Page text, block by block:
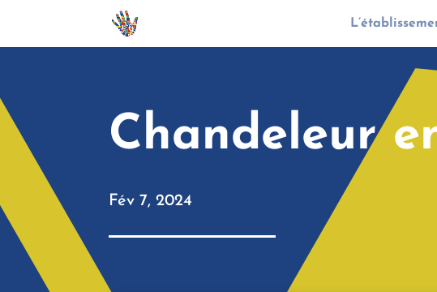
Chandeleur
Fév 7, 2024